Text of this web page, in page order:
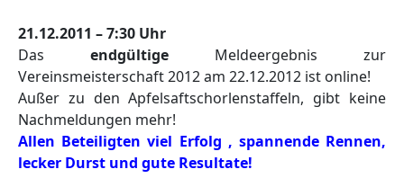
21.12.2011 – 7:30 Uhr
Das endgültige Meldeergebnis zur
Vereinsmeisterschaft 2012 am 22.12.2012 ist online!
Außer zu den Apfelsaftschorlenstaffeln, gibt keine
Nachmeldungen mehr!
Allen Beteiligten viel Erfolg , spannende Rennen,
lecker Durst und gute Resultate!